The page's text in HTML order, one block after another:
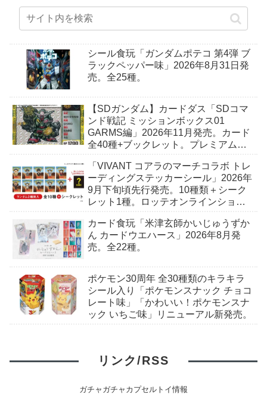
シール食玩「ガンダムポテコ 第4弾 ブ
ラックペッパー味」2026年8月31日発
売。全25種。
【SDガンダム】カードダス「SDコマ
ンド戦記 ミッションボックス01
GARMS編」2026年11月発売。カード
全40種+ブックレット。プレミアムバ
「VIVANT コアラのマーチコラボ トレ
ーディングステッカーシール」2026年
9月下旬頃先行発売。10種類＋シーク
レット1種。ロッテオンラインショッ
カード食玩「米津玄師かいじゅうずか
ん カードウエハース」2026年8月発
売。全22種。
ポケモン30周年 全30種類のキラキラ
シール入り「ポケモンスナック チョコ
レート味」「かわいい！ポケモンスナ
ック いちご味」リニューアル新発売。
リンク/RSS
ガチャガチャカプセルトイ情報